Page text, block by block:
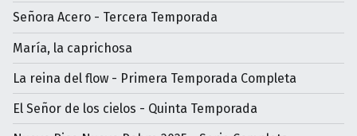
Señora Acero - Tercera Temporada
María, la caprichosa
La reina del flow - Primera Temporada Completa
El Señor de los cielos - Quinta Temporada